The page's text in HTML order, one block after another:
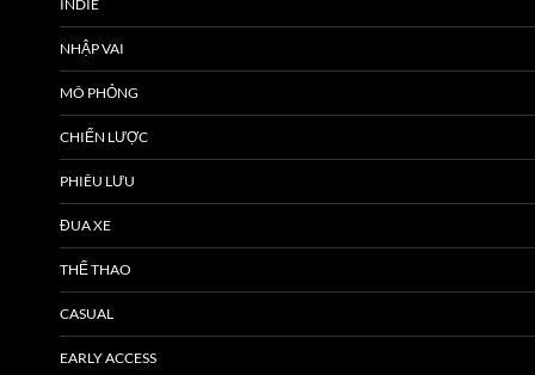
INDIE
NHẬP VAI
MÔ PHỎNG
CHIẾN LƯỢC
PHIÊU LƯU
ĐUA XE
THỂ THAO
CASUAL
EARLY ACCESS